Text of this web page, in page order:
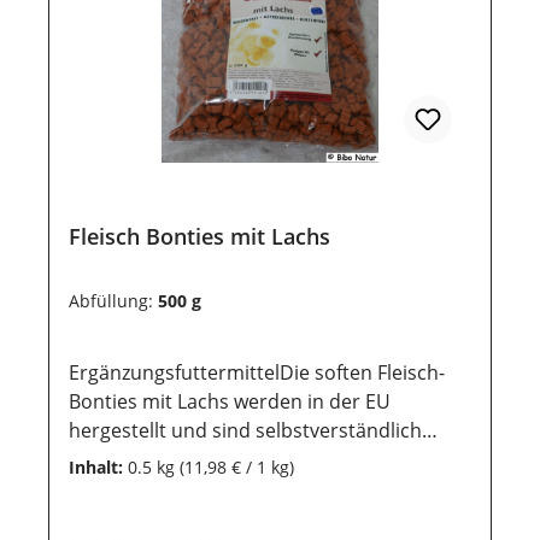
eine trockene und luftdichte Aufbewahrung
wichtig. Ebenso sollten sie vor direkter
Sonneneinstrahlung geschützt werden,
damit die wertvollen Inhaltsstoffe lange
erhalten bleiben.
Fleisch Bonties mit Lachs
Abfüllung: 500 g
ErgänzungsfuttermittelDie soften Fleisch-
Bonties mit Lachs werden in der EU
hergestellt und sind selbstverständlich
weizen-, getreide- und glutenfrei. Sie eignen
Inhalt: 0.5 kg (11,98 € / 1 kg)